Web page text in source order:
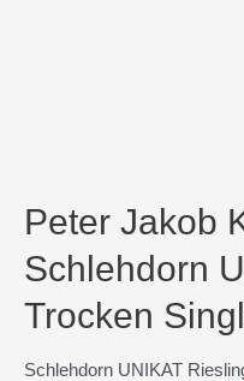
Peter Jakob
Schlehdorn
Trocken
Schlehdorn UNIKAT